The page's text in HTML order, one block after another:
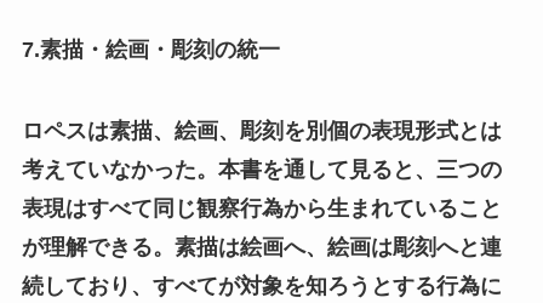
7.素描・絵画・彫刻の統一
ロペスは素描、絵画、彫刻を別個の表現形式とは
考えていなかった。本書を通して見ると、三つの
表現はすべて同じ観察行為から生まれていること
が理解できる。素描は絵画へ、絵画は彫刻へと連
続しており、すべてが対象を知ろうとする行為に